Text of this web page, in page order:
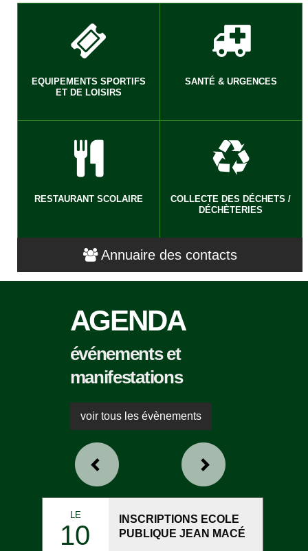
EQUIPEMENTS SPORTIFS
ET DE LOISIRS
SANTÉ & URGENCES
RESTAURANT SCOLAIRE
COLLECTE DES DÉCHETS /
DÉCHÈTERIES
Annuaire des contacts
AGENDA
événements et
manifestations
voir tous les évènements
LE
10
INSCRIPTIONS ECOLE
PUBLIQUE JEAN MACÉ